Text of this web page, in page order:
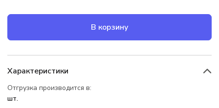
В корзину
Характеристики
Отгрузка производится в:
шт.